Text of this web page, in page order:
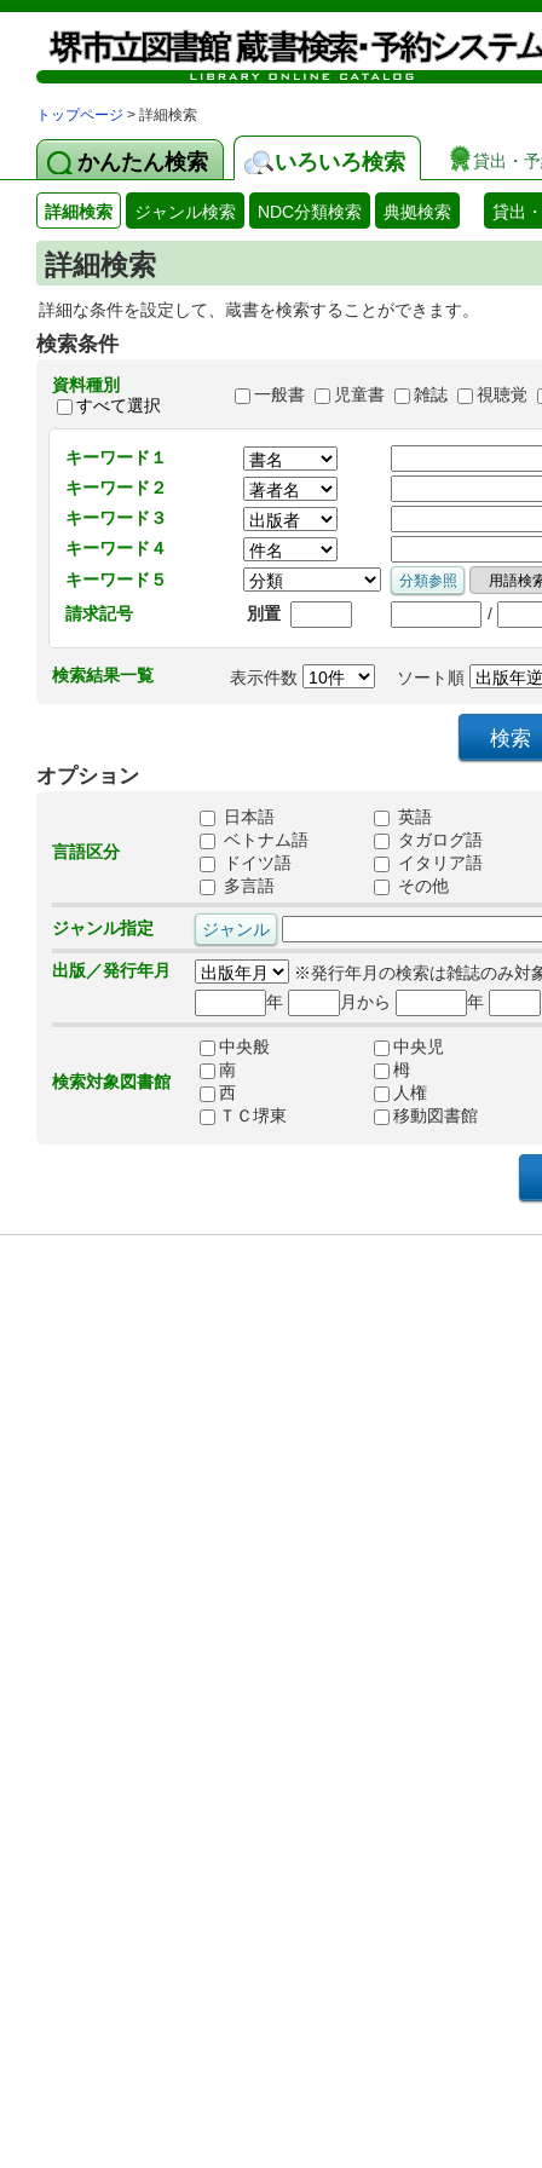
トップページ > 詳細検索
かんたん検索 いろいろ検索 貸出・
詳細検索 ジャンル検索 NDC分類検索 典拠検索 貸出
詳細検索
詳細な条件を設定して、蔵書を検索することができます。
検索条件
資料種別
すべて選択
一般書 児童書 雑誌 視聴覚
キーワード１
キーワード２
キーワード３
キーワード４
キーワード５
請求記号
別置 /
検索結果一覧 表示件数 ソート順
オプション
言語区分
日本語
英語
ベトナム語
タガログ語
ドイツ語
イタリア語
多言語
その他
ジャンル指定
出版／発行年月
※発行年月の検索は雑誌のみ対
年
月から 年
検索対象図書館
中央般
中央児
南
栂
西
人権
ＴＣ堺東
移動図書館